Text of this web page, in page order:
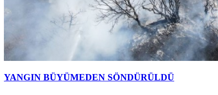
YANGIN BÜYÜMEDEN SÖNDÜRÜLDÜ